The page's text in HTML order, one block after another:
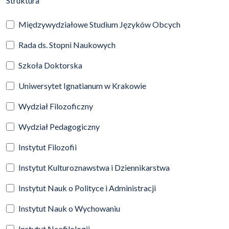
Międzywydziałowe Studium Języków Obcych
Rada ds. Stopni Naukowych
Szkoła Doktorska
Uniwersytet Ignatianum w Krakowie
Wydział Filozoficzny
Wydział Pedagogiczny
Instytut Filozofii
Instytut Kulturoznawstwa i Dziennikarstwa
Instytut Nauk o Polityce i Administracji
Instytut Nauk o Wychowaniu